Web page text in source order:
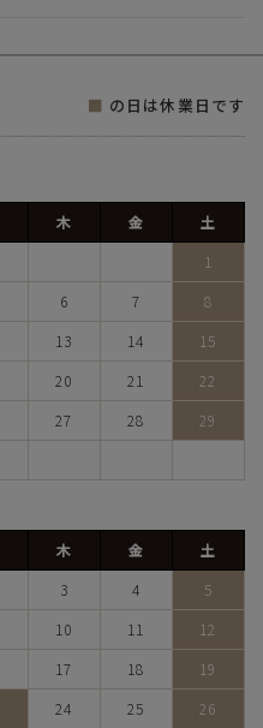
■ の日は休業日です
木 金
土
1
6 7
8
13 14
15
20 21
22
27 28
29
木 金
土
3 4
5
10 11
12
17 18
19
24 25
26